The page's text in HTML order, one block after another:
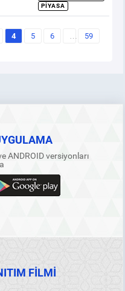
PIYASA
4 5 6 …
59
ANDROID versiyonları
FİLMİ